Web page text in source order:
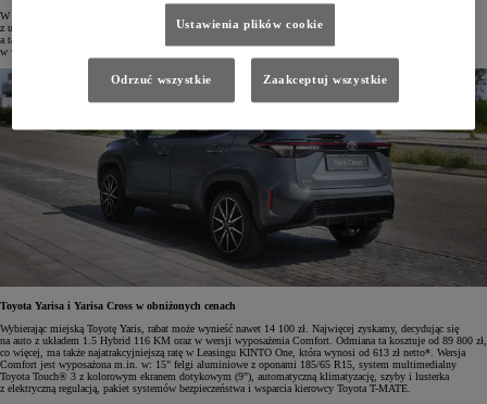
W salonach Toyoty można obecnie skorzystać ze specjalnej oferty, którą zostały objęte wszystkie modele
z układami 1.5 Hybrid, 1.8 Hybrid oraz 2.0 Hybrid Dynamic Force. Samochody miejskie, kompaktowe,
a także crossovery i SUV-y z tymi napędami mają obniżone ceny, które uwzględniają podwójny Ekobonus
w wysokości 3%. Oferta obowiązuje do końca czerwca 2025 roku.
Toyota Yarisa i Yarisa Cross w obniżonych cenach
Wybierając miejską Toyotę Yaris, rabat może wynieść nawet 14 100 zł. Najwięcej zyskamy, decydując się
na auto z układem 1.5 Hybrid 116 KM oraz w wersji wyposażenia Comfort. Odmiana ta kosztuje od 89 800 zł,
co więcej, ma także najatrakcyjniejszą ratę w Leasingu KINTO One, która wynosi od 613 zł netto*. Wersja
Comfort jest wyposażona m.in. w: 15" felgi aluminiowe z oponami 185/65 R15, system multimedialny
Toyota Touch® 3 z kolorowym ekranem dotykowym (9"), automatyczną klimatyzację, szyby i lusterka
z elektryczną regulacją, pakiet systemów bezpieczeństwa i wsparcia kierowcy Toyota T-MATE.
Ustawienia plików cookie
Odrzuć wszystkie Zaakceptuj wszystkie